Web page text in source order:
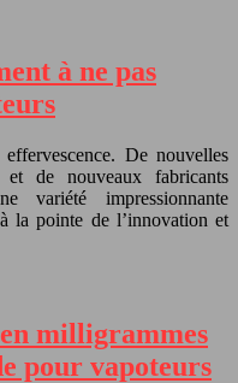
à ne pas
De nouvelles
et de nouveaux fabricants
variété impressionnante
la pointe de l’innovation et
milligrammes
pour vapoteurs